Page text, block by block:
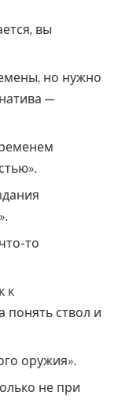
вы
но нужно
—
то
к
понять ствол и
оружия».
не при